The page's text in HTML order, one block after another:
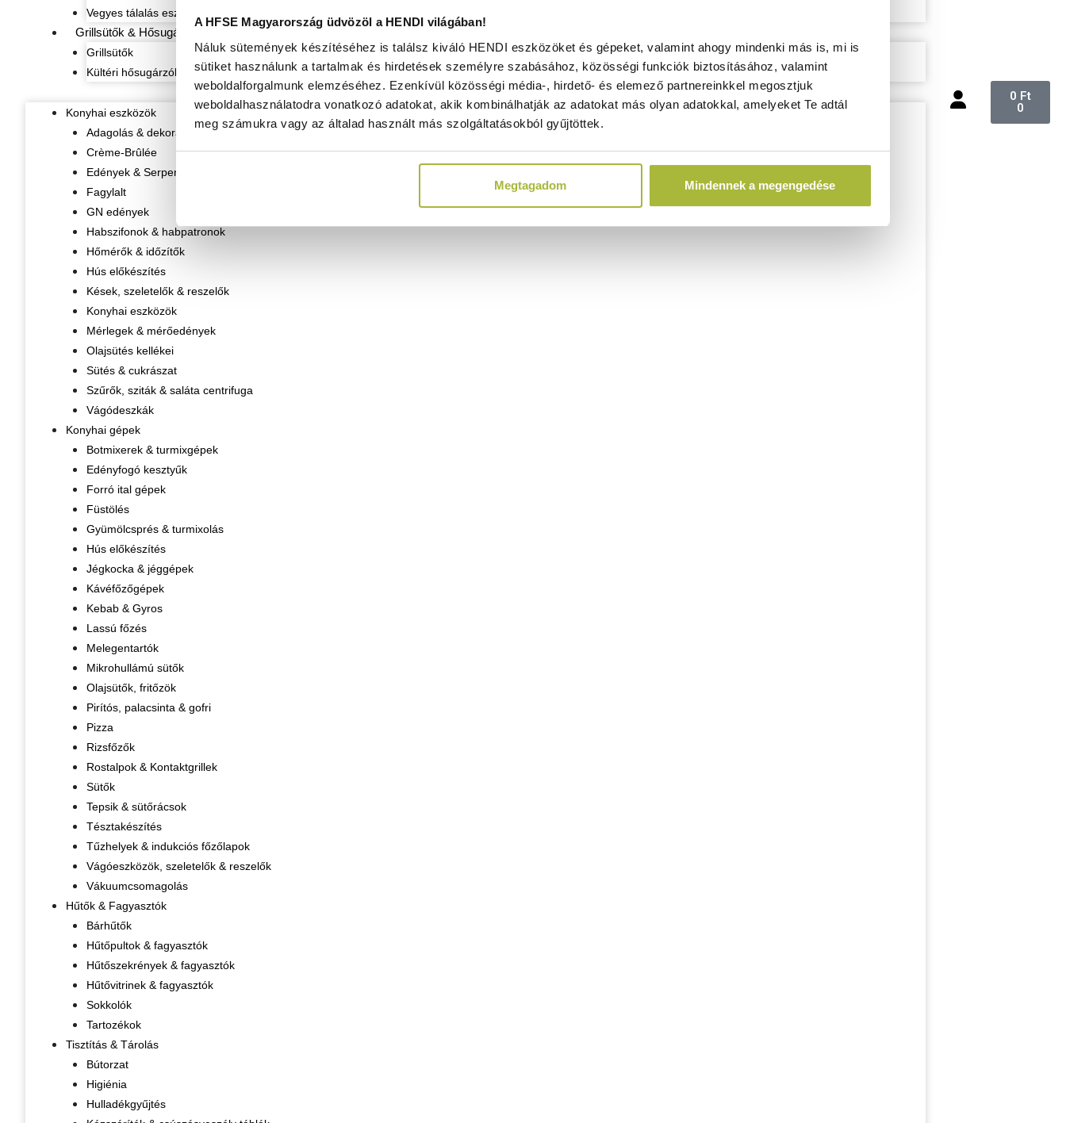
A HFSE Magyarország üdvözöl a HENDI világában!
Náluk sütemények készítéséhez is találsz kiváló HENDI eszközöket és gépeket, valamint ahogy mindenki más is, mi is
sütiket használunk a tartalmak és hirdetések személyre szabásához, közösségi funkciók biztosításához, valamint
weboldalforgalmunk elemzéséhez. Ezenkívül közösségi média-, hirdető- és elemező partnereinkkel megosztjuk
weboldalhasználatodra vonatkozó adatokat, akik kombinálhatják az adatokat más olyan adatokkal, amelyeket Te adtál
meg számukra vagy az általad használt más szolgáltatásokból gyűjtöttek.
Megtagadom Mindennek a megengedése
Vegyes tálalás eszközök
Grillsütők & Hősugárzók
Grillsütők
Kültéri hősugárzók
Konyhai eszközök
Adagolás & dekorálás
Crème-Brûlée
Edények & Serpenyők
Fagylalt
GN edények
Habszifonok & habpatronok
Hőmérők & időzítők
Hús előkészítés
Kések, szeletelők & reszelők
Konyhai eszközök
Mérlegek & mérőedények
Olajsütés kellékei
Sütés & cukrászat
Szűrők, sziták & saláta centrifuga
Vágódeszkák
Konyhai gépek
Botmixerek & turmixgépek
Edényfogó kesztyűk
Forró ital gépek
Füstölés
Gyümölcsprés & turmixolás
Hús előkészítés
Jégkocka & jéggépek
Kávéfőzőgépek
Kebab & Gyros
Lassú főzés
Melegentartók
Mikrohullámú sütők
Olajsütők, fritőzök
Pirítós, palacsinta & gofri
Pizza
Rizsfőzők
Rostalpok & Kontaktgrillek
Sütők
Tepsik & sütőrácsok
Tésztakészítés
Tűzhelyek & indukciós főzőlapok
Vágóeszközök, szeletelők & reszelők
Vákuumcsomagolás
Hűtők & Fagyasztók
Bárhűtők
Hűtőpultok & fagyasztók
Hűtőszekrények & fagyasztók
Hűtővitrinek & fagyasztók
Sokkolók
Tartozékok
Tisztítás & Tárolás
Bútorzat
Higiénia
Hulladékgyűjtés
0 Ft
0